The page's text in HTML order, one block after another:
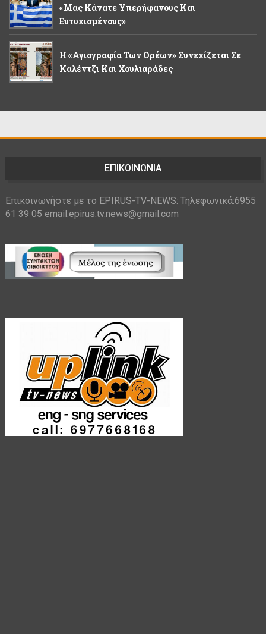
«Μας Κάνατε Υπερήφανους Και
Ευτυχισμένους»
Η «Αγιογραφία Των Ορέων» Συνεχίζεται Σε
Καλέντζι Και Χουλιαράδες
ΕΠΙΚΟΙΝΩΝΙΑ
Επικοινωνήστε με το EPIRUS-TV-NEWS: Τηλεφωνικά:6955
61 39 05 email:epirus.tv.news@gmail.com